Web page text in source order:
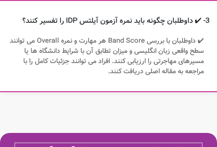
3- ✔️ داوطلبان چگونه باید نمره آزمون آیلتس IDP را تفسیر کنند؟
✔️ داوطلبان با بررسی Band Score هر مهارت و نمره Overall می توانند
سطح واقعی زبان انگلیسی و میزان تطابق آن با شرایط دانشگاه ها یا
مسیرهای مهاجرتی را ارزیابی کنند. افراد می توانند جزئیات کامل را با
مراجعه به مقاله اصلی دریافت کنند.